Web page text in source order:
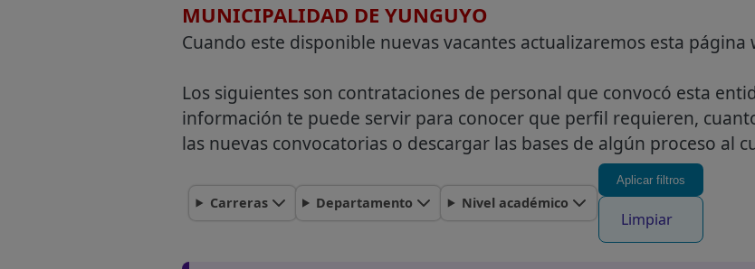
MUNICIPALIDAD DE YUNGUYO
Cuando este disponible nuevas vacantes actualizaremos esta página
Los siguientes son contrataciones de personal que convocó esta
información te puede servir para conocer que perfil requieren,
las nuevas convocatorias o descargar las bases de algún proceso al
Carreras Departamento Nivel académico
Aplicar filtros
Limpiar